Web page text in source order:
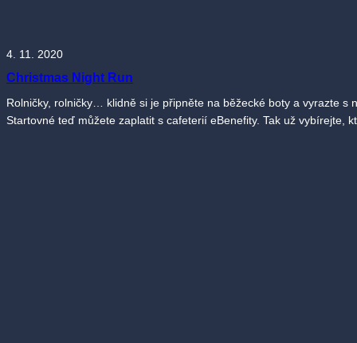
4. 11. 2020
Christmas Night Run
Rolničky, rolničky… klidně si je připněte na běžecké boty a vyrazte
Startovné teď můžete zaplatit s cafeterií eBenefity. Tak už